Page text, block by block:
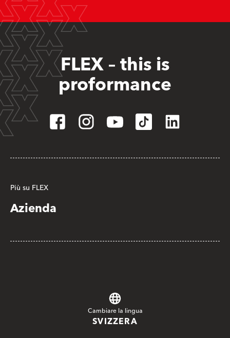
FLEX – this is
proformance
Più su FLEX
Azienda
Cambiare la lingua
SVIZZERA